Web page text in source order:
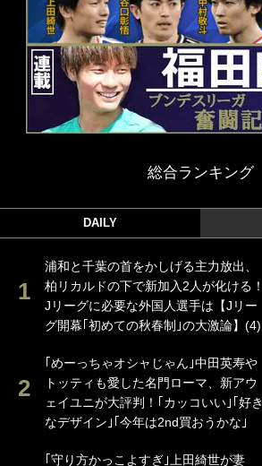
総合ランキング
DAILY
浦和と千葉の首をかしげる主力放出、
柏リカルドの下で新加入2人が化ける！
Jリーグに必要な外国人選手は【Jリー
グ開幕｢初めての秋春制｣の大激論】(4)
｢めーっちゃオシャじゃん｣中田英寿や
トッティも愛した名門ローマ、新アウ
ェイユニが大評判！｢カッコいい｣｢好き
なデザイン｣｢今年は2nd買おうかな｣
｢守り方かっこよすぎ｣上田綺世が妻